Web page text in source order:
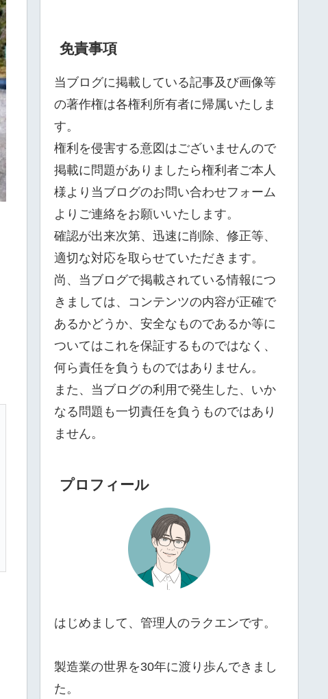
免責事項
当ブログに掲載している記事及び画像等
の著作権は各権利所有者に帰属いたしま
す。
権利を侵害する意図はございませんので
掲載に問題がありましたら権利者ご本人
様より当ブログのお問い合わせフォーム
よりご連絡をお願いいたします。
確認が出来次第、迅速に削除、修正等、
適切な対応を取らせていただきます。
尚、当ブログで掲載されている情報につ
きましては、コンテンツの内容が正確で
あるかどうか、安全なものであるか等に
ついてはこれを保証するものではなく、
何ら責任を負うものではありません。
また、当ブログの利用で発生した、いか
なる問題も一切責任を負うものではあり
ません。
プロフィール
はじめまして、管理人のラクエンです。
製造業の世界を30年に渡り歩んできまし
た。